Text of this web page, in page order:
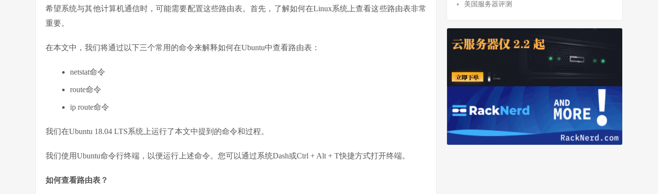
希望系统与其他计算机通信时，可能需要配置这些路由表。首先，了解如何在Linux系统上查看这些路由表非常
重要。
在本文中，我们将通过以下三个常用的命令来解释如何在Ubuntu中查看路由表：
netstat命令
route命令
ip route命令
我们在Ubuntu 18.04 LTS系统上运行了本文中提到的命令和过程。
我们使用Ubuntu命令行终端，以便运行上述命令。您可以通过系统Dash或Ctrl + Alt + T快捷方式打开终端。
如何查看路由表？
美国服务器评测